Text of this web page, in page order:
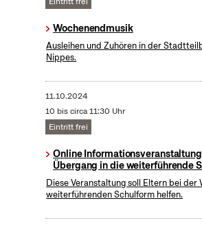
Wochenendmusik
Ausleihen und Zuhören in der
Nippes.
11.10.2024
10 bis circa 11:30 Uhr
Eintritt frei
Online
Übergang in die weiterführende
Diese Veranstaltung soll Eltern bei der
weiterführenden Schulform helfen.